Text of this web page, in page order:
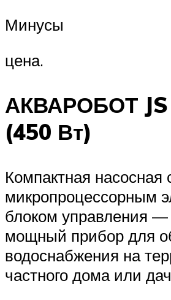
Минусы
цена.
АКВАРОБОТ
(450 Вт)
Компактная насосная
микропроцессорным
блоком управления
мощный прибор для
водоснабжения на
частного дома или